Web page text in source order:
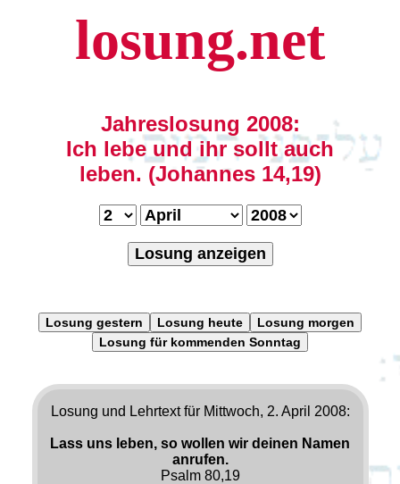
losung.net
Jahreslosung 2008:
Ich lebe und ihr sollt auch
leben. (Johannes 14,19)
Losung anzeigen
Losung gestern Losung heute
Losung morgen
Losung für kommenden Sonntag
Losung und Lehrtext für Mittwoch, 2. April 2008:
Lass uns leben, so wollen wir deinen Namen
anrufen.
Psalm 80,19